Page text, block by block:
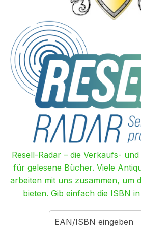
Resell-Radar – die Verkaufs-
für gelesene Bücher. Viele
arbeiten mit uns zusammen, um
bieten. Gib einfach die ISBN